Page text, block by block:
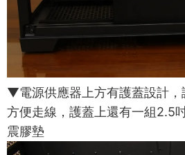
▼電源供應器上方有護蓋設計，
方便走線，護蓋上還有一組2.5
震膠墊